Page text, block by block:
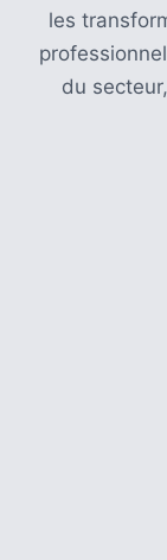
les
du